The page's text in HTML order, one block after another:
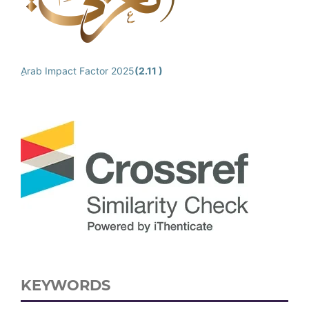
ِArab Impact Factor 2025(2.11 )
KEYWORDS